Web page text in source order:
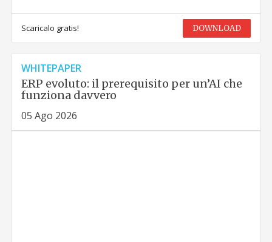
Scaricalo gratis! DOWNLOAD
WHITEPAPER
ERP evoluto: il prerequisito per un’AI che
funziona davvero
05 Ago 2026